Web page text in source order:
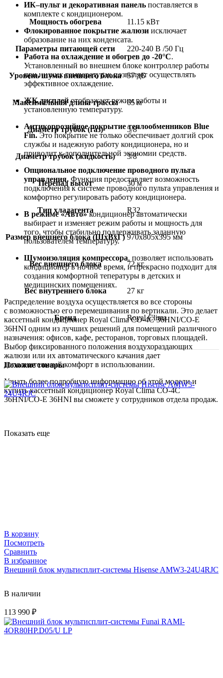
ИК–пульт и декоративная панель поставляется в
комплекте с кондиционером.
Флокированное покрытие жалюзи исключает
образование на них конденсата.
Работа на охлаждение и обогрев до -20°С.
Установленный во внешнем блоке контроллер работы
при низких температурах позволяет осуществлять
эффективное охлаждение.
ЖК дисплейотображает режим работы и
установленную температуру.
Антикоррозийное покрытие теплообменников Blue
Fin. Это покрытие не только обеспечивает долгий срок
службы и надежную работу кондиционера, но и
приводит к дополнительной экономии средств.
Опциональное подключение проводного пульта
управления. Функция предоставляет возможность
подключения к системе проводного пульта управления и
комфортно регулировать работу кондиционера.
В режиме «Авто»кондиционер автоматически
выбирает и изменяет режим работы и мощность для
того, чтобы стабильно поддерживать заданную
пользователем температуру.
Шумоизоляция компрессора, позволяет использовать
кондиционер в ночное время, и прекрасно подходит для
создания комфортной тепературы в детских и
медицинских помещениях.
Распределение воздуха осуществляется во все стороны
с возможностью его перемешивания по вертикали. Это делает
кассетный кондиционер Royal Clima CO-4C 36HNI/CO-E
36HNI одним из лучших решений для помещений различного
назначения: офисов, кафе, ресторанов, торговых площадей.
Выбор фиксированного положения воздухораздающих
жалюзи или их автоматического качания дает
дополнительный комфорт в использовании.
Узнать более подробную информацию об этой модели и
купить кассетный кондиционер Royal Clima CO-4C
36HNI/CO-E 36HNI вы сможете у сотрудников отдела продаж.
Показать еще
Мощность обогрева 11.15 кВт
Параметры питающей сети 220-240 В /50 Гц
Уровень шума внешнего блока 57 дБ
Максимальная длина трассы 65 м
Диаметр трубок (газ) 5/8"
Диаметр трубок (жидкость) 3/8"
Перепад высот 30 м
Тип хладагента R32
Размер внешнего блока (ШxВxГ) 970x805x395 мм
Вес внешнего блока 72 кг
Вес внутреннего блока 27 кг
Бренд Royal Clima
Похожие товары
В корзину
Посмотреть
Сравнить
В избранное
Внешний блок мультисплит-системы Hisense AMW3-24U4RJC
В наличии
113 990 ₽